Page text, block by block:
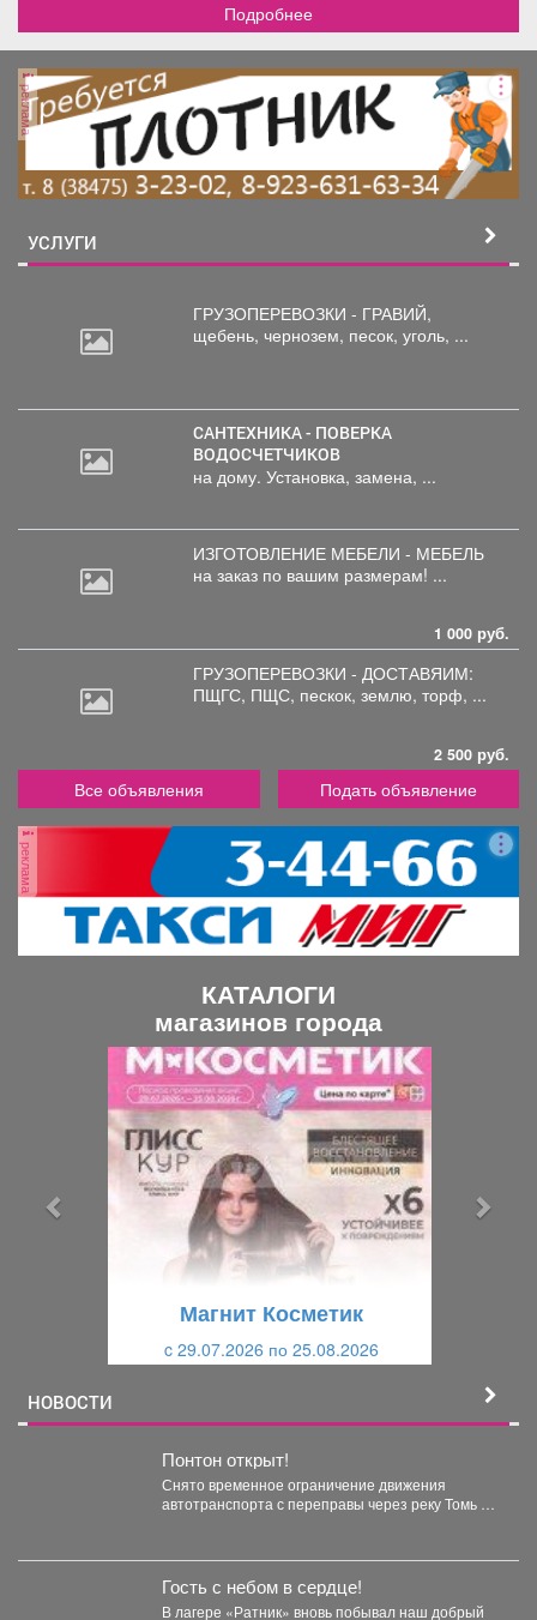
Подробнее
реклама
УСЛУГИ
ГРУЗОПЕРЕВОЗКИ - ГРАВИЙ,
щебень, чернозем, песок, уголь, ...
САНТЕХНИКА - ПОВЕРКА
ВОДОСЧЕТЧИКОВ
на дому. Установка, замена, ...
ИЗГОТОВЛЕНИЕ МЕБЕЛИ - МЕБЕЛЬ
на заказ по вашим размерам! ...
1 000 руб.
ГРУЗОПЕРЕВОЗКИ - ДОСТАВЯИМ:
ПЩГС, ПЩС, пескок, землю, торф, ...
2 500 руб.
Все объявления Подать объявление
реклама
КАТАЛОГИ
магазинов города
Магнит Косметик
c 29.07.2026 по 25.08.2026
НОВОСТИ
Понтон открыт!
Снято временное ограничение движения
автотранспорта с переправы через реку Томь в
Гость с небом в сердце!
В лагере «Ратник» вновь побывал наш добрый